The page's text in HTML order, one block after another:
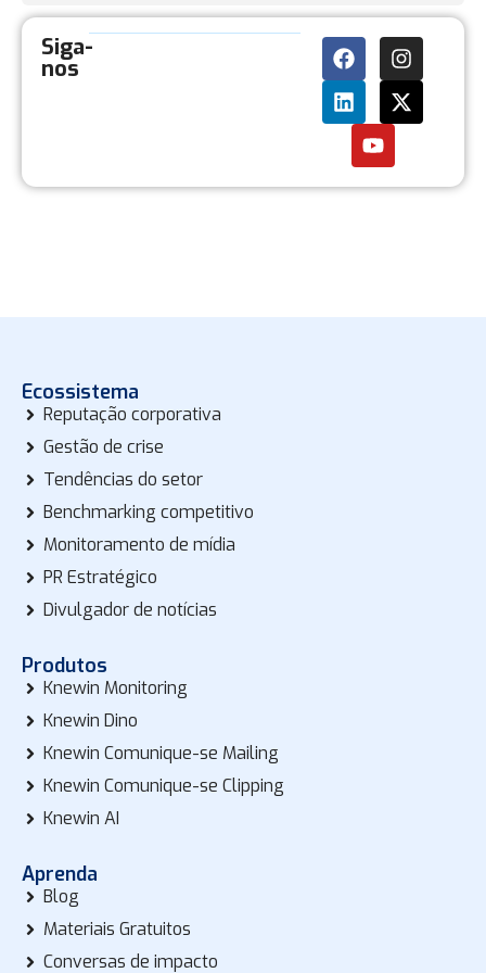
Siga-
nos
Ecossistema
Reputação corporativa
Gestão de crise
Tendências do setor
Benchmarking competitivo
Monitoramento de mídia
PR Estratégico
Divulgador de notícias
Produtos
Knewin Monitoring
Knewin Dino
Knewin Comunique-se Mailing
Knewin Comunique-se Clipping
Knewin AI
Aprenda
Blog
Materiais Gratuitos
Conversas de impacto